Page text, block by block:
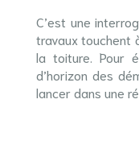
C’est une
travaux touchent
la toiture. Pour
d’horizon des
lancer dans une